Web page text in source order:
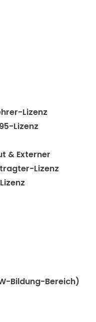
Lizenz
Lizenz
& Externer
Lizenz
Bildung-Bereich)